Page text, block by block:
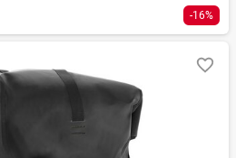
-16%